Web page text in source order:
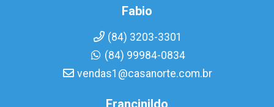
Fabio
(84) 3203-3301
(84) 99984-0834
vendas1@casanorte.com.br
Francinildo